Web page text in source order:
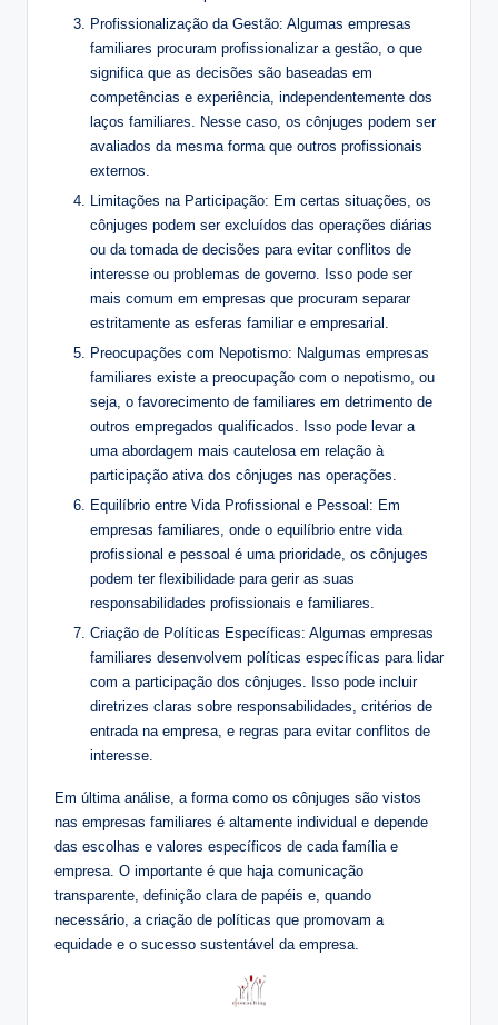
Profissionalização da Gestão: Algumas empresas
familiares procuram profissionalizar a gestão, o que
significa que as decisões são baseadas em
competências e experiência, independentemente dos
laços familiares. Nesse caso, os cônjuges podem ser
avaliados da mesma forma que outros profissionais
externos.
Limitações na Participação: Em certas situações, os
cônjuges podem ser excluídos das operações diárias
ou da tomada de decisões para evitar conflitos de
interesse ou problemas de governo. Isso pode ser
mais comum em empresas que procuram separar
estritamente as esferas familiar e empresarial.
Preocupações com Nepotismo: Nalgumas empresas
familiares existe a preocupação com o nepotismo, ou
seja, o favorecimento de familiares em detrimento de
outros empregados qualificados. Isso pode levar a
uma abordagem mais cautelosa em relação à
participação ativa dos cônjuges nas operações.
Equilíbrio entre Vida Profissional e Pessoal: Em
empresas familiares, onde o equilíbrio entre vida
profissional e pessoal é uma prioridade, os cônjuges
podem ter flexibilidade para gerir as suas
responsabilidades profissionais e familiares.
Criação de Políticas Específicas: Algumas empresas
familiares desenvolvem políticas específicas para lidar
com a participação dos cônjuges. Isso pode incluir
diretrizes claras sobre responsabilidades, critérios de
entrada na empresa, e regras para evitar conflitos de
interesse.
Em última análise, a forma como os cônjuges são vistos
nas empresas familiares é altamente individual e depende
das escolhas e valores específicos de cada família e
empresa. O importante é que haja comunicação
transparente, definição clara de papéis e, quando
necessário, a criação de políticas que promovam a
equidade e o sucesso sustentável da empresa.